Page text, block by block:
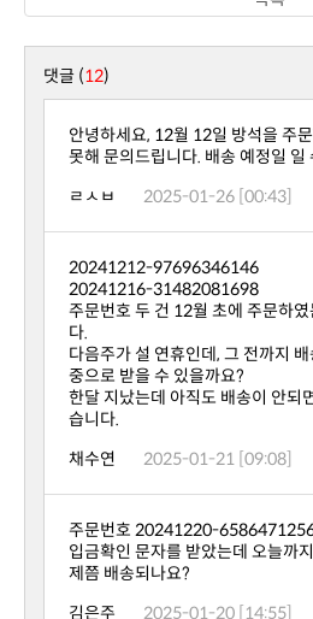
댓글 (12)
못해 문의드립니다. 배송 예정일 일
ㄹㅅㅂ
2025-01-26 [00:43]
20241212-97696346146
20241216-31482081698
다.
중으로 받을 수 있을까요?
습니다.
채수연
2025-01-21 [09:08]
제쯤 배송되나요?
김은주
2025-01-20 [14:55]